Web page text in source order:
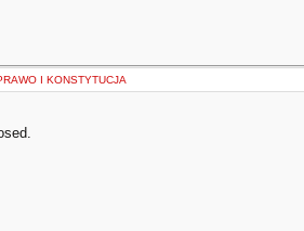
I KONSTYTUCJA